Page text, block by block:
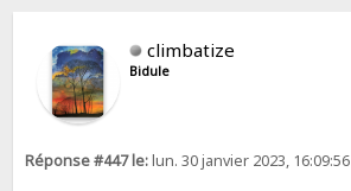
climbatize
Bidule
Réponse #447 le:lun. 30 janvier 2023, 16:09:56